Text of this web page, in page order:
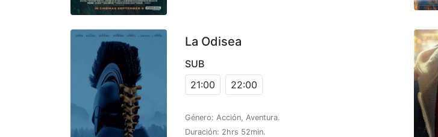
La Odisea
SUB
21:00
22:00
Género: Acción, Aventura.
Duración: 2hrs 52min.